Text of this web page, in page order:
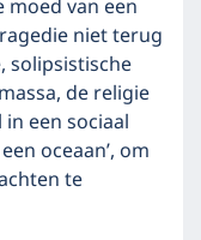
van een
niet terug
solipsistische
de religie
een sociaal
oceaan’, om
te